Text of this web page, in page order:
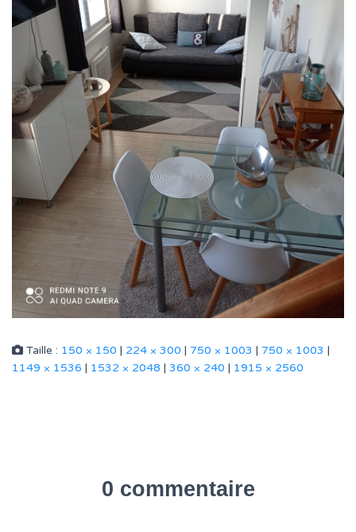
Taille : 150 × 150 | 224 × 300 | 750 × 1003 | 750 × 1003 |
1149 × 1536 | 1532 × 2048 | 360 × 240 | 1915 × 2560
0 commentaire